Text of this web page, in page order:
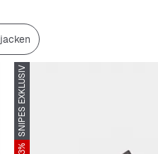
SNIPES EXKLUSIV